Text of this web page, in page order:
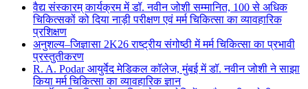
वैद्य संस्कारम् कार्यक्रम में डॉ. नवीन जोशी सम्मानित, 100 से अधिक
चिकित्सकों को दिया नाड़ी परीक्षण एवं मर्म चिकित्सा का व्यावहारिक
प्रशिक्षण
अनुशल्य–जिज्ञासा 2K26 राष्ट्रीय संगोष्ठी में मर्म चिकित्सा का प्रभावी
प्रस्तुतीकरण
R. A. Podar आयुर्वेद मेडिकल कॉलेज, मुंबई में डॉ. नवीन जोशी ने साझा
किया मर्म चिकित्सा का व्यावहारिक ज्ञान